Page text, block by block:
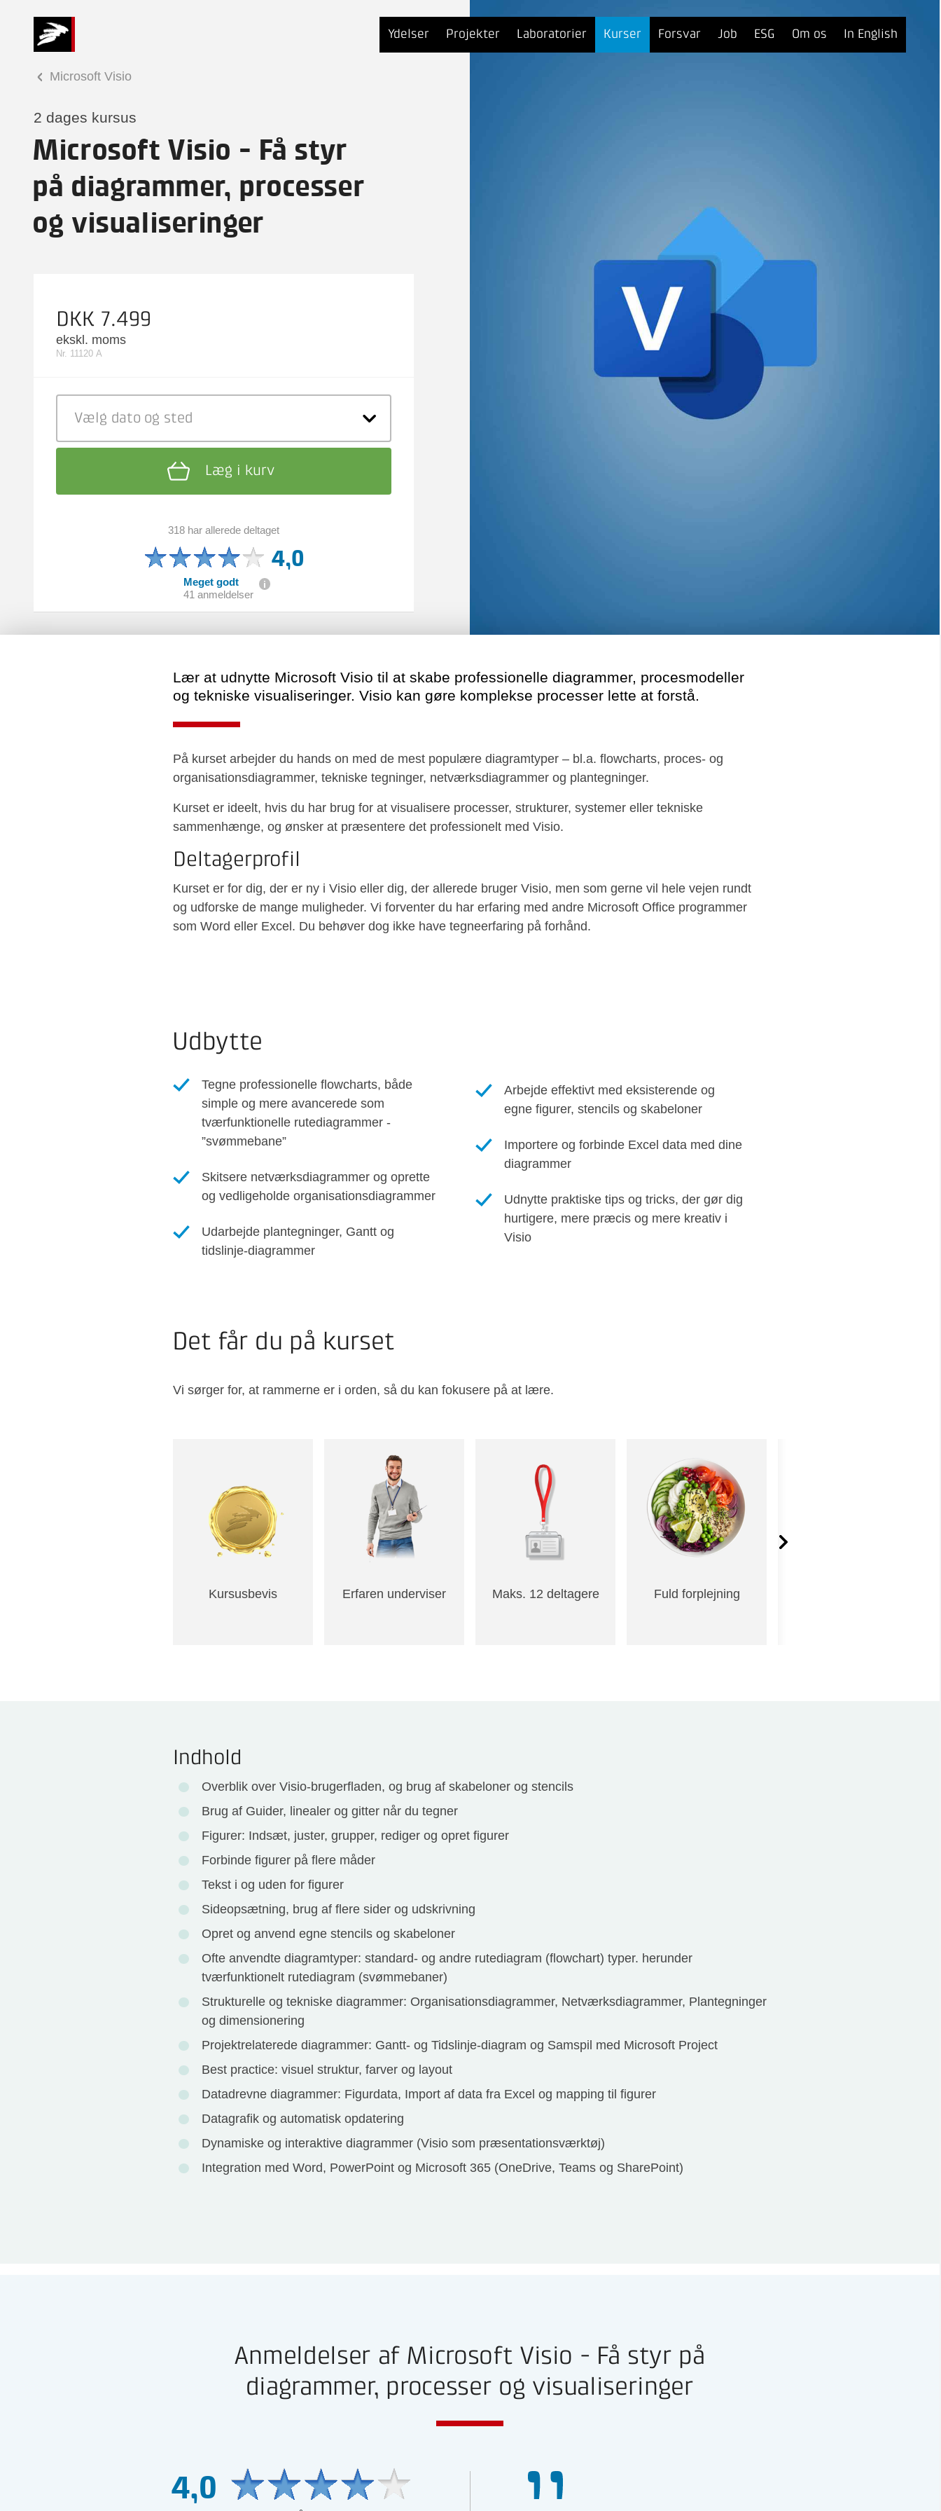
Ydelser Projekter Laboratorier Kurser Forsvar Job ESG Om os In English
Microsoft Visio
2 dages kursus
Microsoft Visio - Få styr
på diagrammer, processer
og visualiseringer
DKK 7.499
ekskl. moms
Nr. 11120 A
Vælg dato og sted
Læg i kurv
318 har allerede deltaget
4,0
Meget godt
41 anmeldelser
Lær at udnytte Microsoft Visio til at skabe professionelle diagrammer, procesmodeller
og tekniske visualiseringer. Visio kan gøre komplekse processer lette at forstå.
På kurset arbejder du hands on med de mest populære diagramtyper – bl.a. flowcharts, proces- og
organisationsdiagrammer, tekniske tegninger, netværksdiagrammer og plantegninger.
Kurset er ideelt, hvis du har brug for at visualisere processer, strukturer, systemer eller tekniske
sammenhænge, og ønsker at præsentere det professionelt med Visio.
Deltagerprofil
Kurset er for dig, der er ny i Visio eller dig, der allerede bruger Visio, men som gerne vil hele vejen rundt
og udforske de mange muligheder. Vi forventer du har erfaring med andre Microsoft Office programmer
som Word eller Excel. Du behøver dog ikke have tegneerfaring på forhånd.
Udbytte
Tegne professionelle flowcharts, både
simple og mere avancerede som
tværfunktionelle rutediagrammer -
”svømmebane”
Skitsere netværksdiagrammer og oprette
og vedligeholde organisationsdiagrammer
Udarbejde plantegninger, Gantt og
tidslinje-diagrammer
Arbejde effektivt med eksisterende og
egne figurer, stencils og skabeloner
Importere og forbinde Excel data med dine
diagrammer
Udnytte praktiske tips og tricks, der gør dig
hurtigere, mere præcis og mere kreativ i
Visio
Det får du på kurset
Vi sørger for, at rammerne er i orden, så du kan fokusere på at lære.
Kursusbevis Erfaren underviser Maks. 12 deltagere Fuld forplejning
Indhold
Overblik over Visio-brugerfladen, og brug af skabeloner og stencils
Brug af Guider, linealer og gitter når du tegner
Figurer: Indsæt, juster, grupper, rediger og opret figurer
Forbinde figurer på flere måder
Tekst i og uden for figurer
Sideopsætning, brug af flere sider og udskrivning
Opret og anvend egne stencils og skabeloner
Ofte anvendte diagramtyper: standard- og andre rutediagram (flowchart) typer. herunder
tværfunktionelt rutediagram (svømmebaner)
Strukturelle og tekniske diagrammer: Organisationsdiagrammer, Netværksdiagrammer, Plantegninger
og dimensionering
Projektrelaterede diagrammer: Gantt- og Tidslinje-diagram og Samspil med Microsoft Project
Best practice: visuel struktur, farver og layout
Datadrevne diagrammer: Figurdata, Import af data fra Excel og mapping til figurer
Datagrafik og automatisk opdatering
Dynamiske og interaktive diagrammer (Visio som præsentationsværktøj)
Integration med Word, PowerPoint og Microsoft 365 (OneDrive, Teams og SharePoint)
Anmeldelser af Microsoft Visio - Få styr på
diagrammer, processer og visualiseringer
4,0